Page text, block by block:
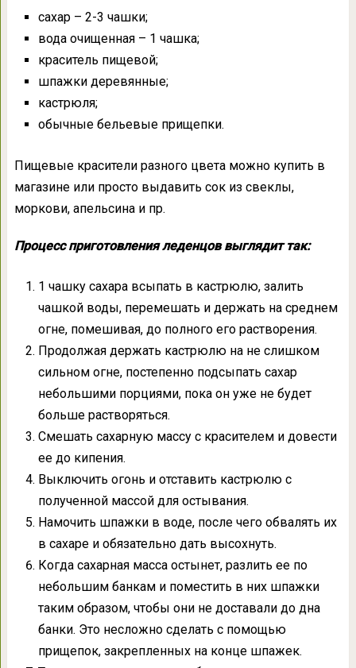
сахар – 2-3 чашки;
вода очищенная – 1 чашка;
краситель пищевой;
шпажки деревянные;
кастрюля;
обычные бельевые прищепки.
Пищевые красители разного цвета можно купить в
магазине или просто выдавить сок из свеклы,
моркови, апельсина и пр.
Процесс приготовления леденцов выглядит так:
1 чашку сахара всыпать в кастрюлю, залить
чашкой воды, перемешать и держать на среднем
огне, помешивая, до полного его растворения.
Продолжая держать кастрюлю на не слишком
сильном огне, постепенно подсыпать сахар
небольшими порциями, пока он уже не будет
больше растворяться.
Смешать сахарную массу с красителем и довести
ее до кипения.
Выключить огонь и отставить кастрюлю с
полученной массой для остывания.
Намочить шпажки в воде, после чего обвалять их
в сахаре и обязательно дать высохнуть.
Когда сахарная масса остынет, разлить ее по
небольшим банкам и поместить в них шпажки
таким образом, чтобы они не доставали до дна
банки. Это несложно сделать с помощью
прищепок, закрепленных на конце шпажек.